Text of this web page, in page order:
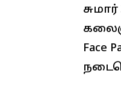
Face